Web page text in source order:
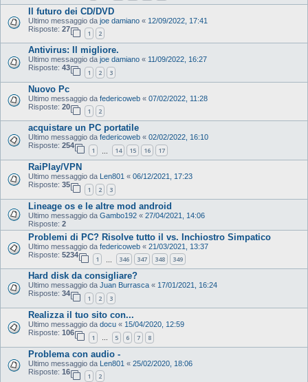
Il futuro dei CD/DVD
Ultimo messaggio da joe damiano « 12/09/2022, 17:41
Risposte: 27
1 2
Antivirus: Il migliore.
Ultimo messaggio da joe damiano « 11/09/2022, 16:27
Risposte: 43
1 2 3
Nuovo Pc
Ultimo messaggio da federicoweb « 07/02/2022, 11:28
Risposte: 20
1 2
acquistare un PC portatile
Ultimo messaggio da federicoweb « 02/02/2022, 16:10
Risposte: 254
1 14 15 16 17
RaiPlay/VPN
Ultimo messaggio da Len801 « 06/12/2021, 17:23
Risposte: 35
1 2 3
Lineage os e le altre mod android
Ultimo messaggio da Gambo192 « 27/04/2021, 14:06
Risposte: 2
Problemi di PC? Risolve tutto il vs. Inchiostro Simpatico
Ultimo messaggio da federicoweb « 21/03/2021, 13:37
Risposte: 5234
1 346 347 348 349
Hard disk da consigliare?
Ultimo messaggio da Juan Burrasca « 17/01/2021, 16:24
Risposte: 34
1 2 3
Realizza il tuo sito con...
Ultimo messaggio da docu « 15/04/2020, 12:59
Risposte: 106
1 … 5 6 7 8
Problema con audio -
Ultimo messaggio da Len801 « 25/02/2020, 18:06
Risposte: 16
1 2